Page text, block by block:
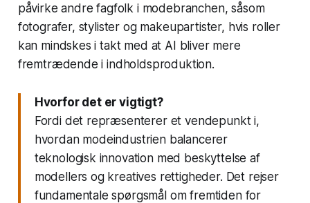
påvirke andre fagfolk i modebranchen, såsom
fotografer, stylister og makeupartister, hvis roller
kan mindskes i takt med at AI bliver mere
fremtrædende i indholdsproduktion.
Hvorfor det er vigtigt?
Fordi det repræsenterer et vendepunkt i,
hvordan modeindustrien balancerer
teknologisk innovation med beskyttelse af
modellers og kreatives rettigheder. Det rejser
fundamentale spørgsmål om fremtiden for